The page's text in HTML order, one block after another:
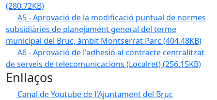
(280.72KB)
A5 - Aprovació de la modificació puntual de normes
subsidiàries de planejament general del terme
municipal del Bruc, àmbit Montserrat Parc (404.48KB)
A6 - Aprovació de l'adhesió al contracte centralitzat
de serveis de telecomunicacions (Localret)(256.15KB)
Enllaços
Canal de Youtube de l'Ajuntament del Bruc